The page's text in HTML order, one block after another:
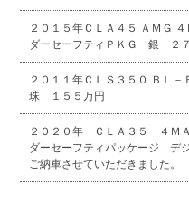
２０１５年ＣＬＡ４５ ＡＭＧ
ダーセーフティＰＫＧ 銀 ２
２０１１年ＣＬＳ３５０ ＢＬ
珠 １５５万円
２０２０年 ＣＬＡ３５ ４Ｍ
ダーセーフティパッケージ デ
ご納車させていただきました。